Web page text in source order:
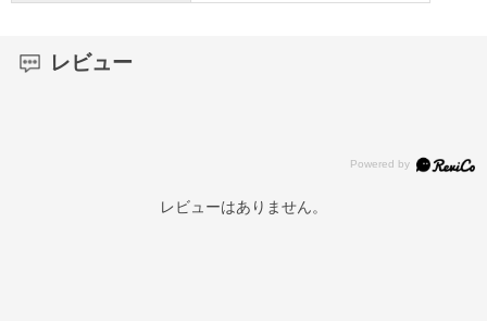
レビュー
レビューはありません。